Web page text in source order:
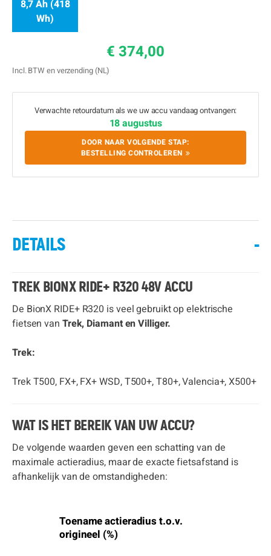
8,7 Ah (418
Wh)
€ 374,00
Incl. BTW en verzending (NL)
Verwachte retourdatum als we uw accu vandaag ontvangen:
18 augustus
DOOR NAAR VOLGENDE STAP:
BESTELLING CONTROLEREN
DETAILS -
TREK BIONX RIDE+ R320 48V ACCU
De BionX RIDE+ R320 is veel gebruikt op elektrische
fietsen van Trek, Diamant en Villiger.
Trek:
Trek T500, FX+, FX+ WSD, T500+, T80+, Valencia+, X500+
WAT IS HET BEREIK VAN UW ACCU?
De volgende waarden geven een schatting van de
maximale actieradius, maar de exacte fietsafstand is
afhankelijk van de omstandigheden:
Toename actieradius t.o.v.
origineel (%)